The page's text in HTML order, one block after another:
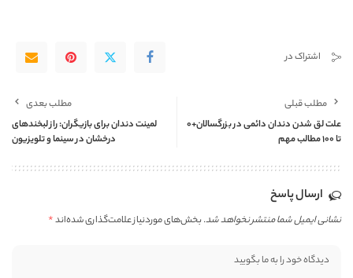
اشتراک در
مطلب قبلی
علت لق شدن دندان دائمی در بزرگسالان+0
تا 100 مطالب مهم
مطلب بعدی
لمینت دندان برای بازیگران: راز لبخندهای
درخشان در سینما و تلویزیون
ارسال پاسخ
نشانی ایمیل شما منتشر نخواهد شد.بخش‌های موردنیاز علامت‌گذاری شده‌اند*